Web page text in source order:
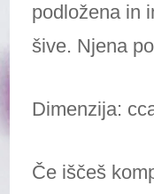
podložena in
šive. Njena
Dimenzija:
Če iščeš